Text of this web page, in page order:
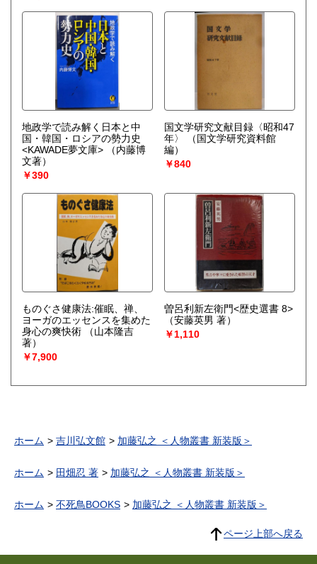
地政学で読み解く日本と中
国・韓国・ロシアの勢力史
<KAWADE夢文庫>
（内藤博
文著）
￥390
国文学研究文献目録〈昭和47
年〉
（国文学研究資料館
編）
￥840
ものぐさ健康法:催眠、禅、
ヨーガのエッセンスを集めた
身心の爽快術
（山本隆吉
著）
￥7,900
曽呂利新左衛門<歴史選書 8>
（安藤英男 著）
￥1,110
ホーム 吉川弘文館 加藤弘之 ＜人物叢書 新装版＞
ホーム 田畑忍 著 加藤弘之 ＜人物叢書 新装版＞
ホーム 不死鳥BOOKS 加藤弘之 ＜人物叢書 新装版＞
ページ上部へ戻る